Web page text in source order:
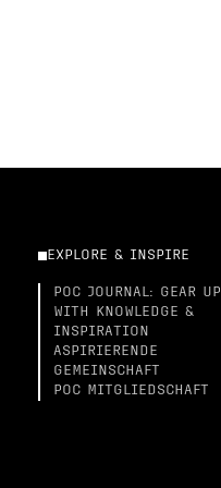
EXPLORE & INSPIRE
POC JOURNAL: GEAR UP
WITH KNOWLEDGE &
INSPIRATION
ASPIRIERENDE
GEMEINSCHAFT
POC MITGLIEDSCHAFT